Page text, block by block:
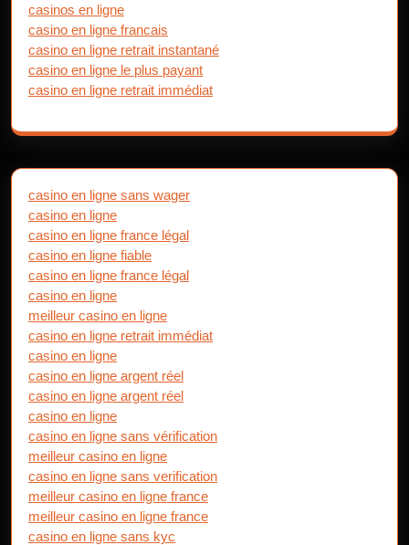
casinos en ligne
casino en ligne francais
casino en ligne retrait instantané
casino en ligne le plus payant
casino en ligne retrait immédiat
casino en ligne sans wager
casino en ligne
casino en ligne france légal
casino en ligne fiable
casino en ligne france légal
casino en ligne
meilleur casino en ligne
casino en ligne retrait immédiat
casino en ligne
casino en ligne argent réel
casino en ligne argent réel
casino en ligne
casino en ligne sans vérification
meilleur casino en ligne
casino en ligne sans verification
meilleur casino en ligne france
meilleur casino en ligne france
casino en ligne sans kyc